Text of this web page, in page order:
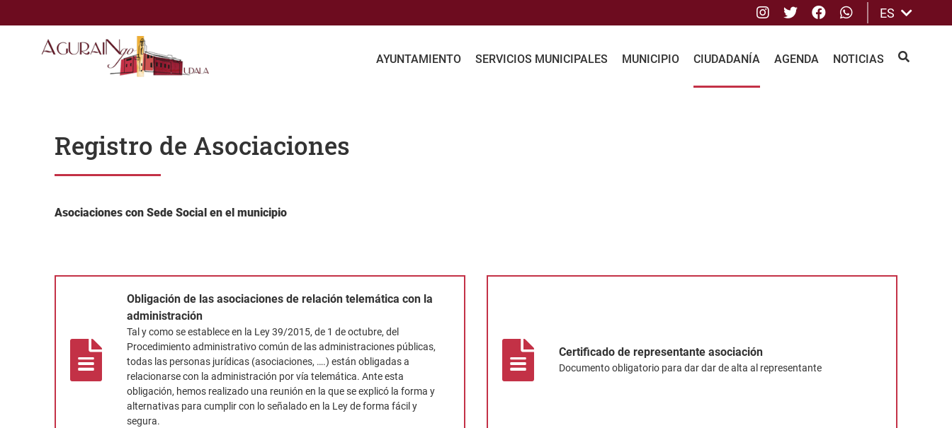
Instagram
TwitterFacebook
whatsApp
ES
AYUNTAMIENTO SERVICIOS MUNICIPALES MUNICIPIO CIUDADANÍA AGENDA NOTICIAS BUSCAR
Registro de Asociaciones
Asociaciones con Sede Social en el municipio
Obligación de las asociaciones de relación telemática con la
administración
Tal y como se establece en la Ley 39/2015, de 1 de octubre, del
Procedimiento administrativo común de las administraciones públicas,
todas las personas jurídicas (asociaciones, ….) están obligadas a
relacionarse con la administración por vía telemática. Ante esta
obligación, hemos realizado una reunión en la que se explicó la forma y
alternativas para cumplir con lo señalado en la Ley de forma fácil y
segura.
Certificado de representante asociación
Documento obligatorio para dar dar de alta al representante